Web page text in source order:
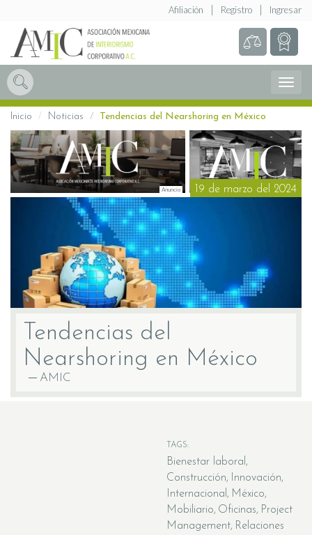
Ingresar
Registro
Afiliación
Menú
Inicio Noticias Tendencias del Nearshoring en México
Tendencias del
Nearshoring en México
AMIC
19 de marzo del 2024
TAGS:
Bienestar laboral
Construcción
Innovación
Internacional
México
Mobiliario Oficinas
Project
Management Relaciones